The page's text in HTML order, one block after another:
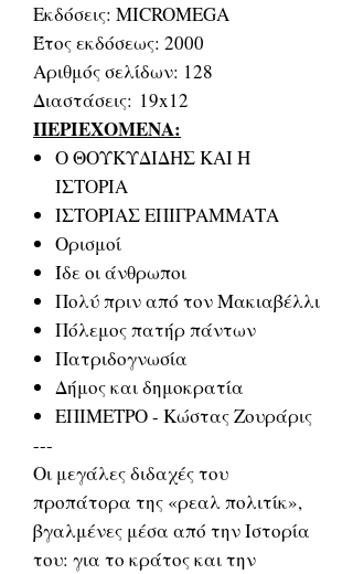
Εκδόσεις: MICROMEGA
Έτος εκδόσεως: 2000
Αριθμός σελίδων: 128
Διαστάσεις: 19x12
ΠΕΡΙΕΧΟΜΕΝΑ:
Ο ΘΟΥΚΥΔΙΔΗΣ ΚΑΙ Η
ΙΣΤΟΡΙΑ
ΙΣΤΟΡΙΑΣ ΕΠΙΓΡΑΜΜΑΤΑ
Ορισμοί
Ίδε οι άνθρωποι
Πολύ πριν από τον Μακιαβέλλι
Πόλεμος πατήρ πάντων
Πατριδογνωσία
Δήμος και δημοκρατία
ΕΠΙΜΕΤΡΟ - Κώστας Ζουράρις
---
Οι μεγάλες διδαχές του
προπάτορα της «ρεαλ πολιτίκ»,
βγαλμένες μέσα από την Ιστορία
του: για το κράτος και την